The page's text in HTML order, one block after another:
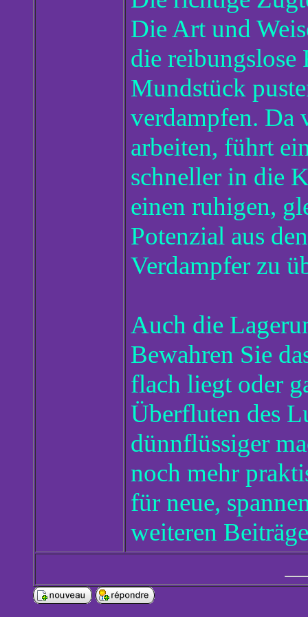
Die Art und
die
Mundstück
verdampfen. Da
arbeiten, führt
schneller in die
einen ruhigen,
Potenzial aus
Verdampfer zu
Auch die
Bewahren Sie
flach liegt oder
Überfluten des
dünnflüssiger
noch mehr
für neue,
weiteren